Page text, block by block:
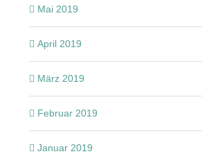
Mai 2019
April 2019
März 2019
Februar 2019
Januar 2019